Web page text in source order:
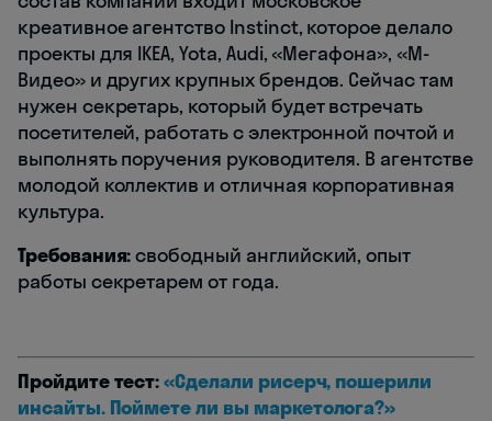
креативное агентство Instinct, которое делало
проекты для IKEA, Yota, Audi, «Мегафона», «М-
Видео» и других крупных брендов. Сейчас там
нужен секретарь, который будет встречать
посетителей, работать с электронной почтой и
выполнять поручения руководителя. В агентстве
молодой коллектив и отличная корпоративная
культура.
Требования:свободный английский, опыт
работы секретарем от года.
Пройдите тест:«Сделали рисерч, пошерили
инсайты. Поймете ли вы маркетолога?»